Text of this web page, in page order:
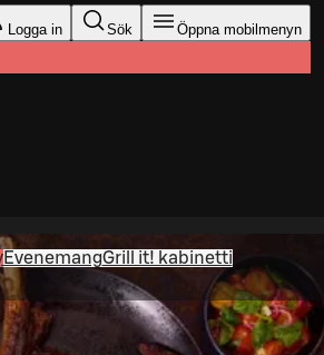
Logga in Sök Öppna mobilmenyn
EvenemangGrill it! kabinetti